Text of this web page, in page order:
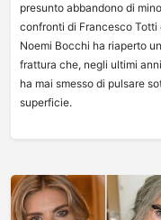
presunto abbandono di
confronti di Francesco Totti
Noemi Bocchi ha riaperto
frattura che, negli ultimi
ha mai smesso di pulsare
superficie.